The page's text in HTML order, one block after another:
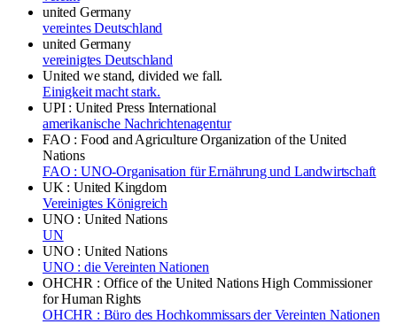
united Germany
vereintes Deutschland
united Germany
vereinigtes Deutschland
United we stand, divided we fall.
Einigkeit macht stark.
UPI : United Press International
amerikanische Nachrichtenagentur
FAO : Food and Agriculture Organization of the United
Nations
FAO : UNO-Organisation für Ernährung und Landwirtschaft
UK : United Kingdom
Vereinigtes Königreich
UNO : United Nations
UN
UNO : United Nations
UNO : die Vereinten Nationen
OHCHR : Office of the United Nations High Commissioner
for Human Rights
OHCHR : Büro des Hochkommissars der Vereinten Nationen